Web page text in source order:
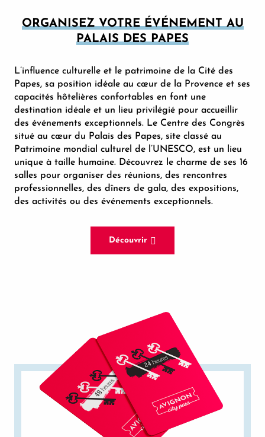
ORGANISEZ VOTRE ÉVÉNEMENT AU
PALAIS DES PAPES
L’influence culturelle et le patrimoine de la Cité des
Papes, sa position idéale au cœur de la Provence et ses
capacités hôtelières confortables en font une
destination idéale et un lieu privilégié pour accueillir
des événements exceptionnels. Le Centre des Congrès
situé au cœur du Palais des Papes, site classé au
Patrimoine mondial culturel de l’UNESCO, est un lieu
unique à taille humaine. Découvrez le charme de ses 16
salles pour organiser des réunions, des rencontres
professionnelles, des dîners de gala, des expositions,
des activités ou des événements exceptionnels.
Découvrir